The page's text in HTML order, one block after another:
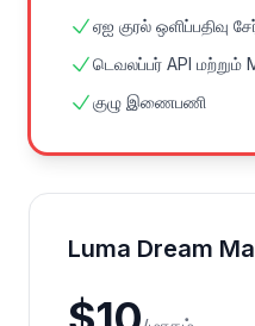
ஏஐ குரல் ஒளிப்பதிவு
டெவலப்பர் API மற்றும்
குழு இணைபணி
Luma Dream